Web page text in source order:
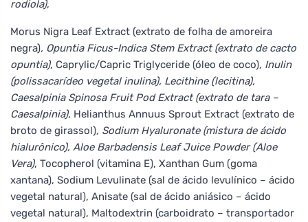
rodiola),
Morus Nigra Leaf Extract (extrato de folha de amoreira
negra), Opuntia Ficus-Indica Stem Extract (extrato de cacto
opuntia), Caprylic/Capric Triglyceride (óleo de coco), Inulin
(polissacarídeo vegetal inulina), Lecithine (lecitina),
Caesalpinia Spinosa Fruit Pod Extract (extrato de tara –
Caesalpinia), Helianthus Annuus Sprout Extract (extrato de
broto de girassol), Sodium Hyaluronate (mistura de ácido
hialurônico), Aloe Barbadensis Leaf Juice Powder (Aloe
Vera), Tocopherol (vitamina E), Xanthan Gum (goma
xantana), Sodium Levulinate (sal de ácido levulínico – ácido
vegetal natural), Anisate (sal de ácido aniásico – ácido
vegetal natural), Maltodextrin (carboidrato – transportador